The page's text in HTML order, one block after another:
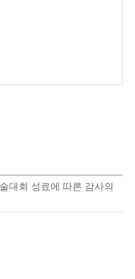
대회 성료에 따른 감사의